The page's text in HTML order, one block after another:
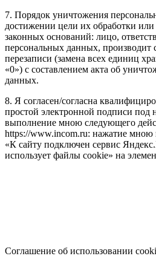
7. Порядок уничтожения
достижении цели их обработки
законных оснований: лицо,
персональных данных, производит
перезаписи (замена всех единиц
«0») с составлением акта об
данных.
8. Я согласен/согласна
простой электронной подписи под
выполнение мною следующего
https://www.incom.ru: нажатие мною
«К сайту подключен сервис
использует файлы cookie» на
Соглашение об использовании